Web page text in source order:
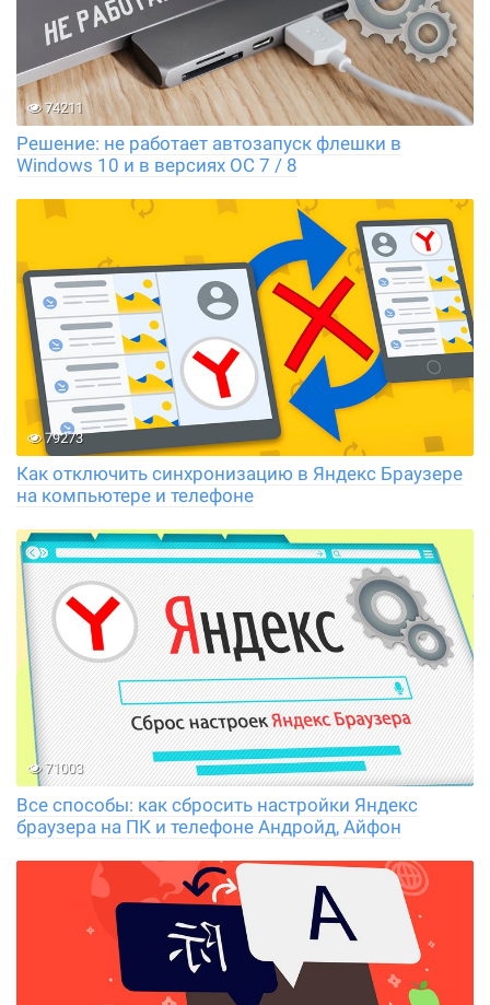
74211
Решение: не работает автозапуск флешки в
Windows 10 и в версиях ОС 7 / 8
79273
Как отключить синхронизацию в Яндекс Браузере
на компьютере и телефоне
71003
Все способы: как сбросить настройки Яндекс
браузера на ПК и телефоне Андройд, Айфон